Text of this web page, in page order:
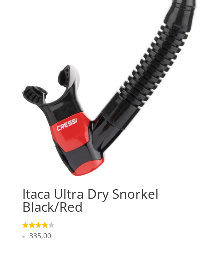
Itaca Ultra Dry Snorkel
Black/Red
Vurderet
3.9
kr.335,00